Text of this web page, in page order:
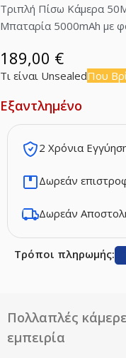
Τριπλή Πίσω Κάμερα
Μπαταρία 5000mAh με
189,00 €
Τι είναι UnsealedΠου
Τρόποι πληρωμής:
2 Χρόνια
Δωρεάν
Δωρεάν
Εξαντλημένο
Πολλαπλές
εμπειρία